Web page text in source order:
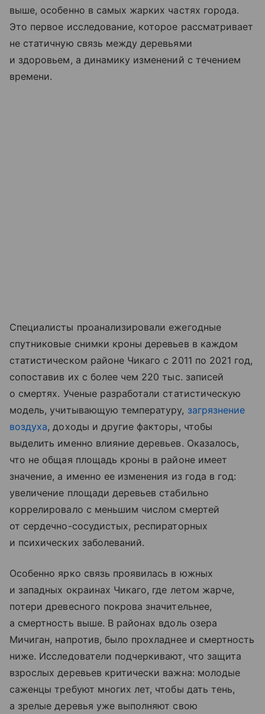
выше, особенно в самых жарких частях города.
Это первое исследование, которое рассматривает
не статичную связь между деревьями
и здоровьем, а динамику изменений с течением
времени.
Специалисты проанализировали ежегодные
спутниковые снимки кроны деревьев в каждом
статистическом районе Чикаго с 2011 по 2021 год,
сопоставив их с более чем 220 тыс. записей
о смертях. Ученые разработали статистическую
модель, учитывающую температуру, загрязнение
воздуха, доходы и другие факторы, чтобы
выделить именно влияние деревьев. Оказалось,
что не общая площадь кроны в районе имеет
значение, а именно ее изменения из года в год:
увеличение площади деревьев стабильно
коррелировало с меньшим числом смертей
от сердечно-сосудистых, респираторных
и психических заболеваний.
Особенно ярко связь проявилась в южных
и западных окраинах Чикаго, где летом жарче,
потери древесного покрова значительнее,
а смертность выше. В районах вдоль озера
Мичиган, напротив, было прохладнее и смертность
ниже. Исследователи подчеркивают, что защита
взрослых деревьев критически важна: молодые
саженцы требуют многих лет, чтобы дать тень,
а зрелые деревья уже выполняют свою